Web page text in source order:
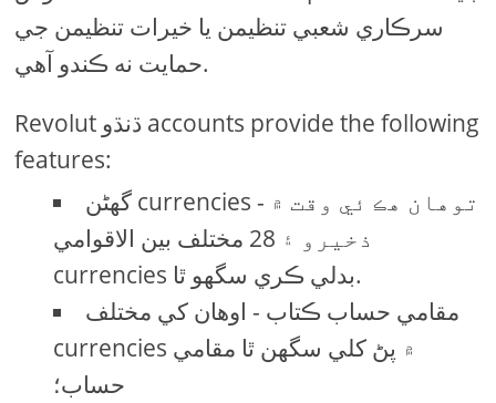
سرڪاري شعبي تنظيمن يا خيرات تنظيمن جي
حمايت نه ڪندو آھي.
Revolut ڌنڌو accounts provide the following
features:
گھڻن currencies - توهان هڪ ئي وقت ۾
ذخيرو ۽ 28 مختلف بين الاقوامي
currencies بدلي ڪري سگهو ٿا.
مقامي حساب ڪتاب - اوھان کي مختلف
currencies ۾ پڻ کلي سگهن ٿا مقامي
حساب؛